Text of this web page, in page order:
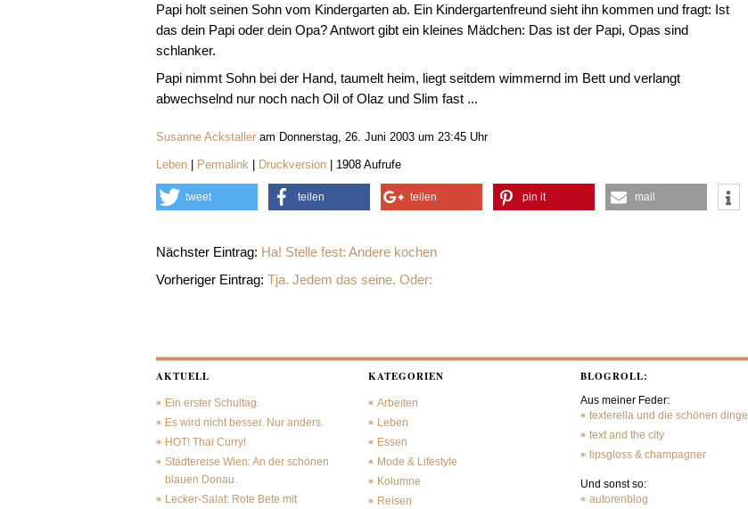
Papi holt seinen Sohn vom Kindergarten ab. Ein Kindergartenfreund sieht ihn kommen und fragt: Ist
das dein Papi oder dein Opa?Antwort gibt ein kleines Mädchen: Das ist der Papi, Opas sind
schlanker.
Papi nimmt Sohn bei der Hand, taumelt heim, liegt seitdem wimmernd im Bett und verlangt
abwechselnd nur noch nach Oil of Olaz und Slim fast ...
Susanne Ackstalleram Donnerstag, 26. Juni 2003 um 23:45 Uhr
Leben Permalink| Druckversion| 1908 Aufrufe
tweet teilen teilen pin it mail
Nächster Eintrag: Ha! Stelle fest: Andere kochen
Vorheriger Eintrag: Tja. Jedem das seine. Oder:
AKTUELL
Ein erster Schultag.
Es wird nicht besser. Nur anders.
HOT! Thai Curry!
Städtereise Wien: An der schönen
blauen Donau.
Lecker-Salat: Rote Bete mit
KATEGORIEN
Arbeiten
Leben
Essen
Mode & Lifestyle
Kolumne
Reisen
BLOGROLL:
Aus meiner Feder:
texterella und die schönen dinge
text and the city
lipsgloss & champagner
Und sonst so:
autorenblog